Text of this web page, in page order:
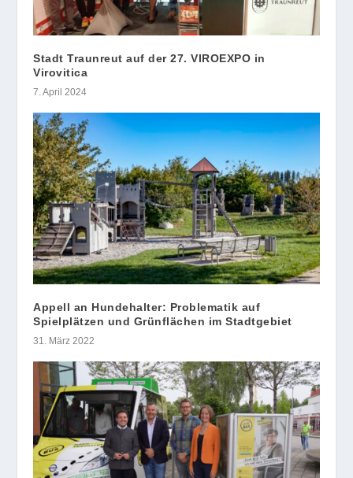
Stadt Traunreut auf der 27. VIROEXPO in
Virovitica
7. April 2024
Appell an Hundehalter: Problematik auf
Spielplätzen und Grünflächen im Stadtgebiet
31. März 2022